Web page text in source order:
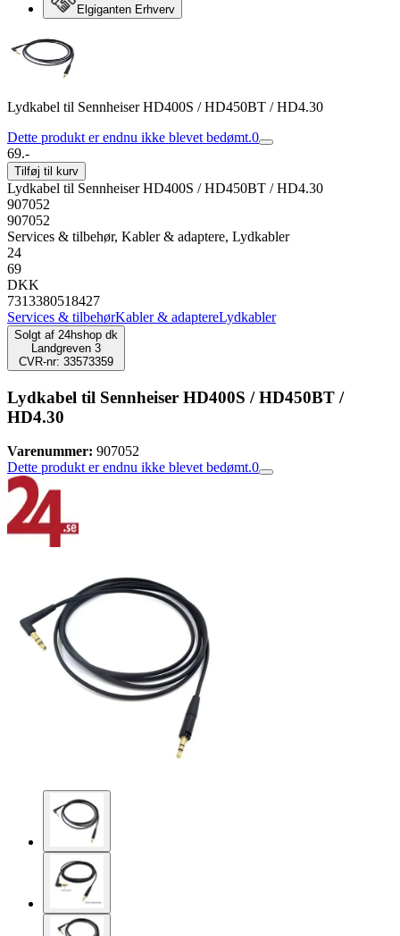
Elgiganten Erhverv
Lydkabel til Sennheiser HD400S / HD450BT / HD4.30
Dette produkt er endnu ikke blevet bedømt.0
69.-
Tilføj til kurv
Lydkabel til Sennheiser HD400S / HD450BT / HD4.30
907052
907052
Services & tilbehør, Kabler & adaptere, Lydkabler
24
69
DKK
7313380518427
Services & tilbehørKabler & adaptereLydkabler
Solgt af 24hshop dk
Landgreven 3
CVR-nr: 33573359
Lydkabel til Sennheiser HD400S / HD450BT /
HD4.30
Varenummer: 907052
Dette produkt er endnu ikke blevet bedømt.0